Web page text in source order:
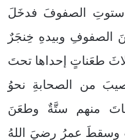
استوتِ الصفوفَ فدخَلَ
الصفوفِ وبيدهِ خِنجَرٌ
طعَناتٍ إحداها تحتَ
من الصحابةِ نحوُ
منهم ستَّةٌ وطعَنَ
وسقطَ عمرُ رضيَ اللهُ